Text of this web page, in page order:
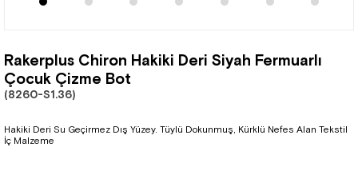
Rakerplus Chiron Hakiki Deri Siyah Fermuarlı
Çocuk Çizme Bot
(8260-S1.36)
Hakiki Deri Su Geçirmez Dış Yüzey. Tüylü Dokunmuş, Kürklü Nefes Alan Tekstil
İç Malzeme